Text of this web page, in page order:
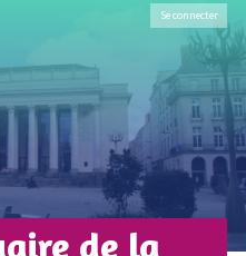
Se connecter
de la